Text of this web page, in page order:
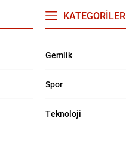
KATEGORİLER
Gemlik
Spor
Teknoloji